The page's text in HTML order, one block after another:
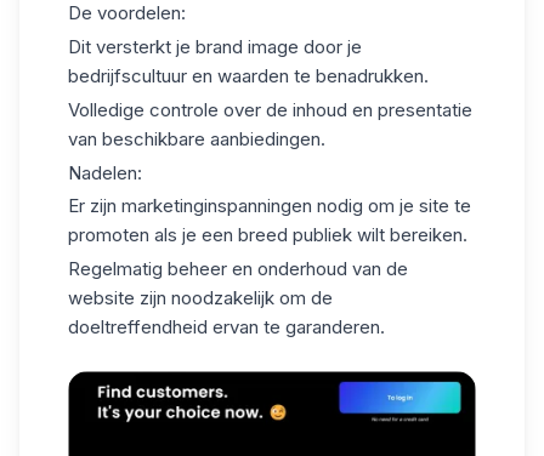
De voordelen:
Dit versterkt je brand image door je
bedrijfscultuur en waarden te benadrukken.
Volledige controle over de inhoud en presentatie
van beschikbare aanbiedingen.
Nadelen:
Er zijn marketinginspanningen nodig om je site te
promoten als je een breed publiek wilt bereiken.
Regelmatig beheer en onderhoud van de
website zijn noodzakelijk om de
doeltreffendheid ervan te garanderen.